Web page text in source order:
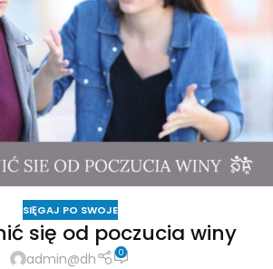
SIĘGAJ PO SWOJE
się od poczucia winy
admin@dh 0